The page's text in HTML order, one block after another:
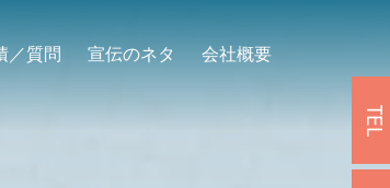
／質問 宣伝のネタ 会社概要
TEL